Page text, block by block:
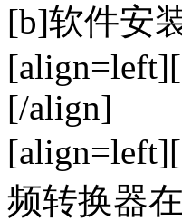
[b]软件安
[/align]
频转换器